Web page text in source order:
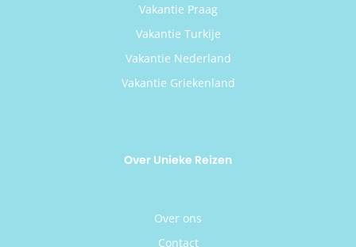
Vakantie Praag
Vakantie Turkije
Vakantie Nederland
Vakantie Griekenland
Over Unieke Reizen
Over ons
Contact